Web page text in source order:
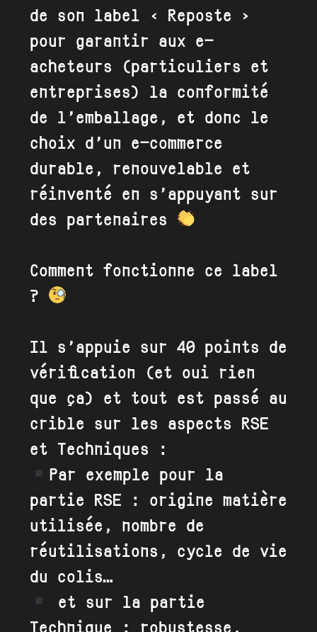
de son label « Reposte »
pour garantir aux e-
acheteurs (particuliers et
entreprises) la conformité
de l’emballage, et donc le
choix d’un e-commerce
durable, renouvelable et
réinventé en s’appuyant sur
des partenaires
Comment fonctionne ce label
?
Il s’appuie sur 40 points de
vérification (et oui rien
que ça) et tout est passé au
crible sur les aspects RSE
et Techniques :
Par exemple pour la
partie RSE : origine matière
utilisée, nombre de
réutilisations, cycle de vie
du colis…
et sur la partie
Technique : robustesse,